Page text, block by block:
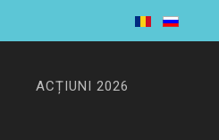
ACȚIUNI 2026